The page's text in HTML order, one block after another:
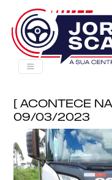
[ Acontece
09/03/2023